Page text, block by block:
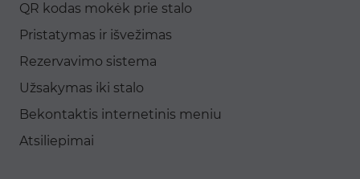
QR kodas mokėk prie stalo
Pristatymas ir išvežimas
Rezervavimo sistema
Užsakymas iki stalo
Bekontaktis internetinis meniu
Atsiliepimai